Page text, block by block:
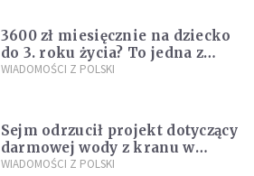
3600 zł miesięcznie na dziecko
do 3. roku życia? To jedna z
propozycji programu "Rozwój
WIADOMOŚCI Z POLSKI
Sejm odrzucił projekt dotyczący
darmowej wody z kranu w
restauracjach
WIADOMOŚCI Z POLSKI